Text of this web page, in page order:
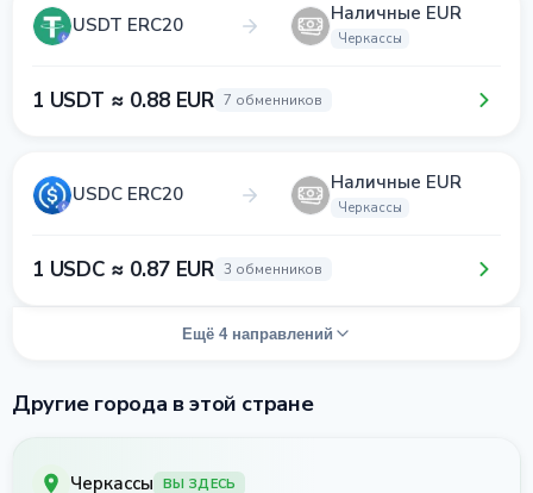
USDT ERC20 Наличные EUR
Черкассы
1 USDT ≈ 0.88 EUR 7 обменников
USDC ERC20 Наличные EUR
Черкассы
1 USDC ≈ 0.87 EUR 3 обменников
Ещё 4 направлений
Другие города в этой стране
Черкассы ВЫ ЗДЕСЬ